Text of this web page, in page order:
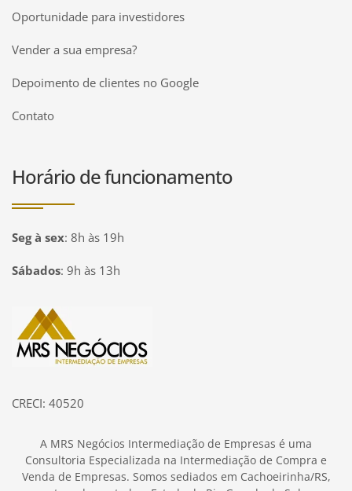
Oportunidade para investidores
Vender a sua empresa?
Depoimento de clientes no Google
Contato
Horário de funcionamento
Seg à sex: 8h às 19h
Sábados: 9h às 13h
Página inicial
CRECI: 40520
A MRS Negócios Intermediação de Empresas é uma
Consultoria Especializada na Intermediação de Compra e
Venda de Empresas. Somos sediados em Cachoeirinha/RS,